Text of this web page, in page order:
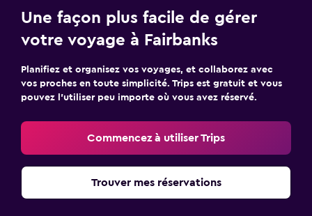
Une façon plus facile de gérer
votre voyage à Fairbanks
Planifiez et organisez vos voyages, et collaborez avec
vos proches en toute simplicité. Trips est gratuit et vous
pouvez l’utiliser peu importe où vous avez réservé.
Commencez à utiliser Trips
Trouver mes réservations